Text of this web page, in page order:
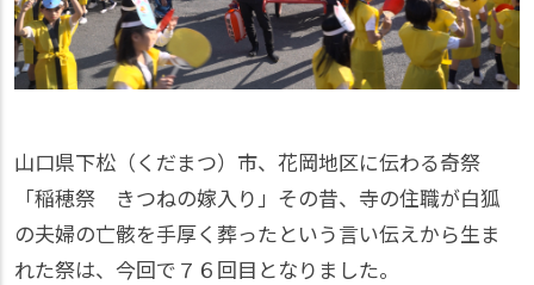
山口県下松（くだまつ）市、花岡地区に伝わる奇祭
「稲穂祭 きつねの嫁入り」その昔、寺の住職が白狐
の夫婦の亡骸を手厚く葬ったという言い伝えから生ま
れた祭は、今回で７６回目となりました。